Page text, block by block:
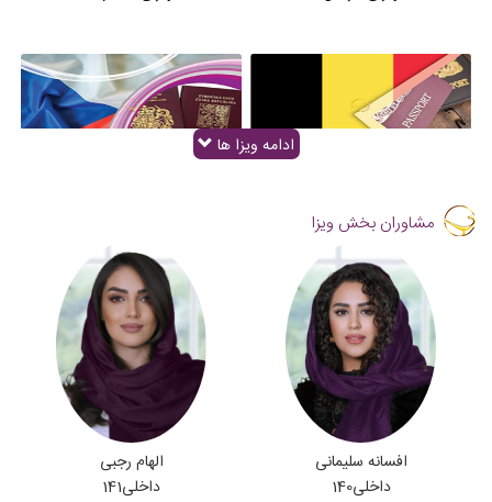
ویزای فنلاند ویزای سوئد
ادامه ویزا ها
مشاوران بخش ویزا
افسانه سلیمانی
داخلی140
الهام رجبی
داخلی141